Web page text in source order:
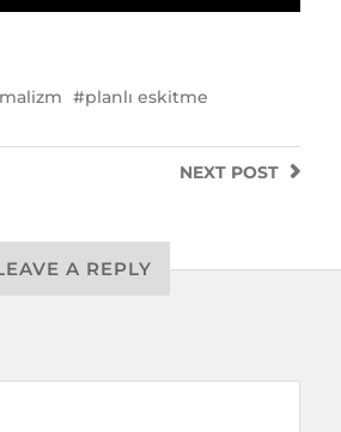
planlı eskitme
NEXT POST
A REPLY